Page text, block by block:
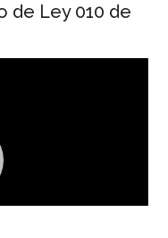
de Ley 010 de